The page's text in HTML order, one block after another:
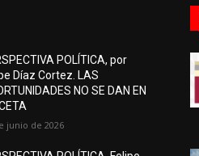
POLÍTICA, por
Díaz Cortez. LAS
NO SE DAN EN
junio de 2026